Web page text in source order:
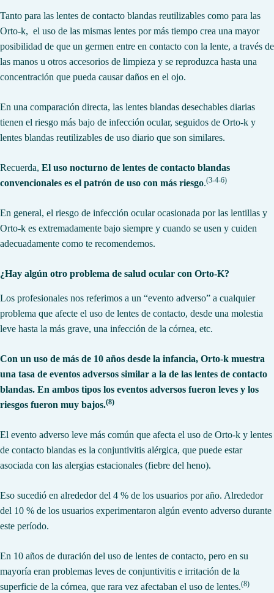
Tanto para las lentes de contacto blandas reutilizables como para las
Orto-k, el uso de las mismas lentes por más tiempo crea una mayor
posibilidad de que un germen entre en contacto con la lente, a través de
las manos u otros accesorios de limpieza y se reproduzca hasta una
concentración que pueda causar daños en el ojo.
En una comparación directa, las lentes blandas desechables diarias
tienen el riesgo más bajo de infección ocular, seguidos de Orto-k y
lentes blandas reutilizables de uso diario que son similares.
Recuerda, El uso nocturno de lentes de contacto blandas
convencionales es el patrón de uso con más riesgo.(3-4-6)
En general, el riesgo de infección ocular ocasionada por las lentillas y
Orto-k es extremadamente bajo siempre y cuando se usen y cuiden
adecuadamente como te recomendemos.
¿Hay algún otro problema de salud ocular con Orto-K?
Los profesionales nos referimos a un “evento adverso” a cualquier
problema que afecte el uso de lentes de contacto, desde una molestia
leve hasta la más grave, una infección de la córnea, etc.
Con un uso de más de 10 años desde la infancia, Orto-k muestra
una tasa de eventos adversos similar a la de las lentes de contacto
blandas. En ambos tipos los eventos adversos fueron leves y los
riesgos fueron muy bajos.(8)
El evento adverso leve más común que afecta el uso de Orto-k y lentes
de contacto blandas es la conjuntivitis alérgica, que puede estar
asociada con las alergias estacionales (fiebre del heno).
Eso sucedió en alrededor del 4 % de los usuarios por año. Alrededor
del 10 % de los usuarios experimentaron algún evento adverso durante
este período.
En 10 años de duración del uso de lentes de contacto, pero en su
mayoría eran problemas leves de conjuntivitis e irritación de la
superficie de la córnea, que rara vez afectaban el uso de lentes.(8)